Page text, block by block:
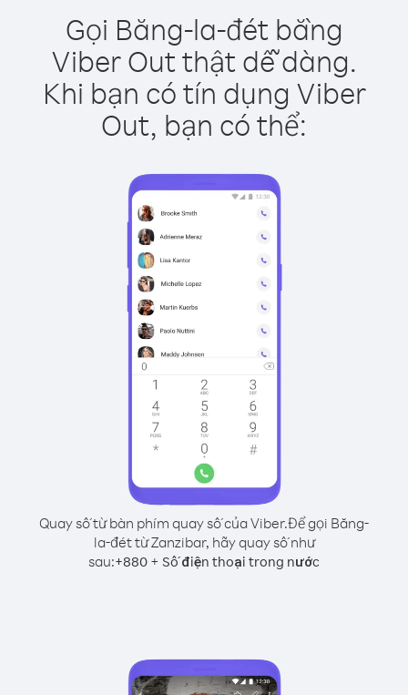
Gọi Băng-la-đét bằng
Viber Out thật dễ dàng.
Khi bạn có tín dụng Viber
Out, bạn có thể:
Quay số từ bàn phím quay số của Viber.Để gọi Băng-
la-đét từ Zanzibar, hãy quay số như
sau:+880 + Số điện thoại trong nước